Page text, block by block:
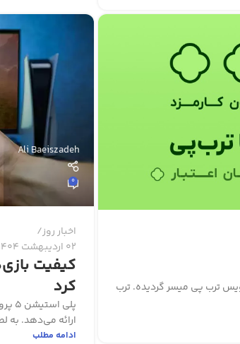
ترب پی میسر گردیده. ترب
Ali Baeiszadeh
0
اخبار روز
02 اردیبهشت 1404
کرد
ارائه می‌دهد. به
ادامه مطلب